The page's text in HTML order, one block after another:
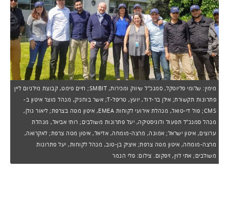
מימין: שלומי פליוטקל, סמנכ"ל שיווק ומכירות, SMBIT; חיים פימט, קבוצת מילניום ליין
פתרונות תקשורת; אילן בר-דוד, יועץ, טריפל-T; אשר בוחניק, מנהל מוצר איטון ב-
CMS; פול די-טואל, מנהלת אירועי לקוחות EMEA, איטון מטה בצרפת; ליאור גולן,
מנהל סמנכ"ל תפעול ולוגיסטיקה, יעל פתרונות משולבים; רותי אביאל, מנהלת
ערוצים, איטון ישראל; אמונה, מרצה-מומחה, אדיאל, איטון מטה צרפת; לאקרואה,
מרצה-מומחה, איטון מטה צרפת; איציק בן-טוב, מנהל לקוחות, יעל פתרונות
משולבים; אתי לוין, זיפקום. צילום: פלי הנמר